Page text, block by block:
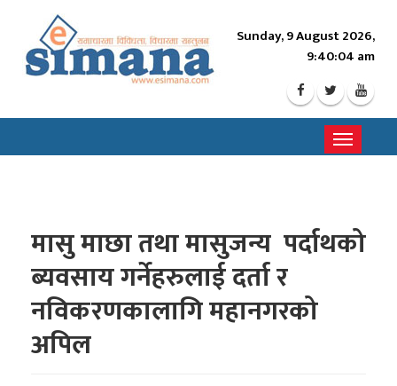
Sunday, 9 August 2026,
9:40:06 am
Toggle
मासु माछा तथा मासुजन्य पर्दाथको
ब्यवसाय गर्नेहरुलाई दर्ता र
नविकरणकालागि महानगरको
अपिल